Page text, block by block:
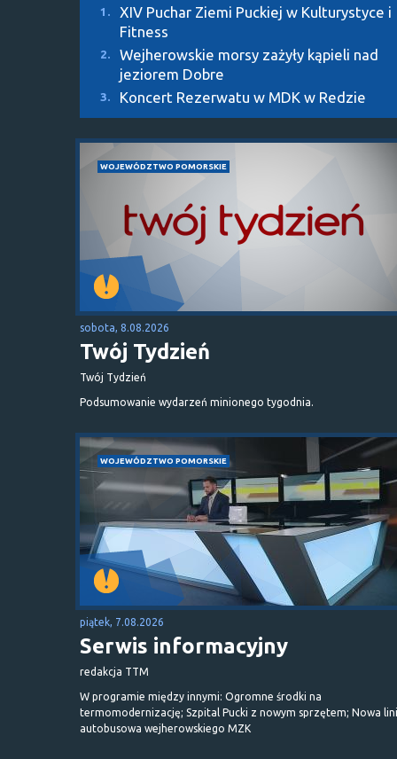
1.
XIV Puchar Ziemi Puckiej w Kulturystyce i
Fitness
2.
Wejherowskie morsy zażyły kąpieli nad
jeziorem Dobre
3. Koncert Rezerwatu w MDK w Redzie
WOJEWÓDZTWO POMORSKIE
sobota, 8.08.2026
Twój Tydzień
Twój Tydzień
Podsumowanie wydarzeń minionego tygodnia.
WOJEWÓDZTWO POMORSKIE
piątek, 7.08.2026
Serwis informacyjny
redakcja TTM
W programie między innymi: Ogromne środki na
termomodernizację; Szpital Pucki z nowym sprzętem; Nowa
autobusowa wejherowskiego MZK